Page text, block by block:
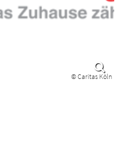
© Caritas Köln